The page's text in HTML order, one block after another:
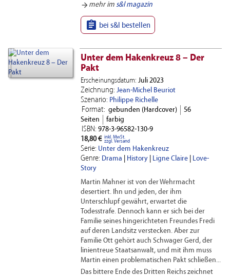
arrow_forward mehr im s&l magazin
 bei s&l bestellen
Unter dem Hakenkreuz 8 – Der
Pakt
Erscheinungsdatum: Juli 2023
Zeichnung: Jean-Michel Beuriot
Szenario: Philippe Richelle
Format: gebunden (Hardcover)
56
Seiten
farbig
ISBN: 978-3-96582-130-9
18,80 € inkl. MwSt.
zzgl. Versand
Serie: Unter dem Hakenkreuz
Genre: Drama History| Ligne Claire| Love-
Story
Martin Mahner ist von der Wehrmacht
desertiert. Ihn und jeden, der ihm
Unterschlupf gewährt, erwartet die
Todesstrafe. Dennoch kann er sich bei der
Familie seines hingerichteten Freundes Fredi
auf deren Landsitz verstecken. Aber zur
Familie Ott gehört auch Schwager Gerd, der
linientreue Staatsanwalt, und mit ihm muss
Martin einen problematischen Pakt schließen...
Das bittere Ende des Dritten Reichs zeichnet